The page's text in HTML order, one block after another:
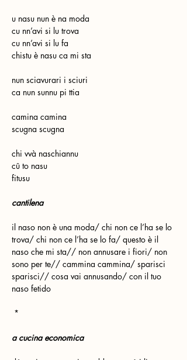
u nasu nun è na moda
cu nn’avi si lu trova
cu nn’avi si lu fa
chistu è nasu ca mi sta
nun sciavurari i sciuri
ca nun sunnu pi ttia
camina camina
scugna scugna
chi vvà naschiannu
cû to nasu
fitusu
cantilena
il naso non è una moda/ chi non ce l’ha se lo
trova/ chi non ce l’ha se lo fa/ questo è il
naso che mi sta// non annusare i fiori/ non
sono per te// cammina cammina/ sparisci
sparisci// cosa vai annusando/ con il tuo
naso fetido
*
a cucina economica